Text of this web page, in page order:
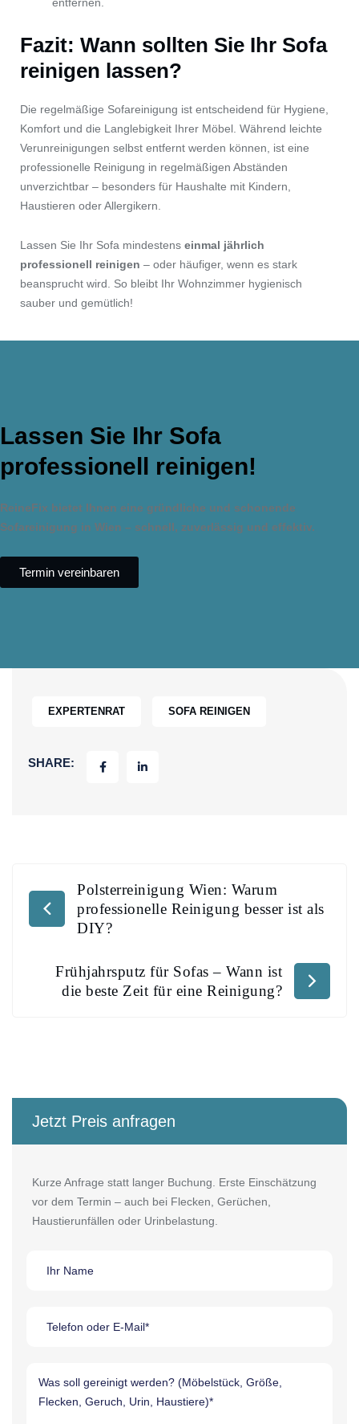
Fazit: Wann sollten Sie Ihr Sofa
reinigen lassen?
Die regelmäßige Sofareinigung ist entscheidend für Hygiene,
Komfort und die Langlebigkeit Ihrer Möbel. Während leichte
Verunreinigungen selbst entfernt werden können, ist eine
professionelle Reinigung in regelmäßigen Abständen
unverzichtbar – besonders für Haushalte mit Kindern,
Haustieren oder Allergikern.
Lassen Sie Ihr Sofa mindestens einmal jährlich
professionell reinigen – oder häufiger, wenn es stark
beansprucht wird. So bleibt Ihr Wohnzimmer hygienisch
sauber und gemütlich!
Lassen Sie Ihr Sofa
professionell reinigen!
ReineFix bietet Ihnen eine gründliche und schonende
Sofareinigung in Wien – schnell, zuverlässig und effektiv.
Termin vereinbaren
EXPERTENRAT SOFA REINIGEN
SHARE:
Polsterreinigung Wien: Warum
professionelle Reinigung besser ist als
DIY?
Frühjahrsputz für Sofas – Wann ist
die beste Zeit für eine Reinigung?
Jetzt Preis anfragen
Kurze Anfrage statt langer Buchung. Erste Einschätzung
vor dem Termin – auch bei Flecken, Gerüchen,
Haustierunfällen oder Urinbelastung.